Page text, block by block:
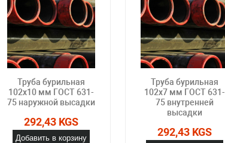
Труба бурильная
102x10 мм ГОСТ 631-
75 наружной высадки
292,43 KGS
Добавить в корзину
Труба бурильная
102x7 мм ГОСТ 631-
75 внутренней
высадки
292,43 KGS